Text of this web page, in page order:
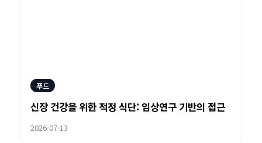
푸드
신장 건강을 위한 적정 식단: 임상연구 기반의 접근
2026-07-13